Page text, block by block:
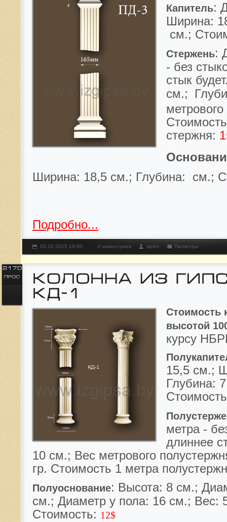
Капитель:
Ширина:
см.;
Стержень:
- без
стык
см.;
стержня:
Ширина: 18,5 см.; Глубина: см.;
Подробно...
03.10.2015 19:00 0 коментриев sprint Пилястры
Стоимость
высотой
курсу
15,5 см.;
Глубина:
метра -
длиннее
10 см.; Вес метрового
гр. Стоимость 1 метра
Полуоснование: Высота: 8 см.;
см.; Диаметр у пола: 16 см.; Вес:
Стоимость: 12$